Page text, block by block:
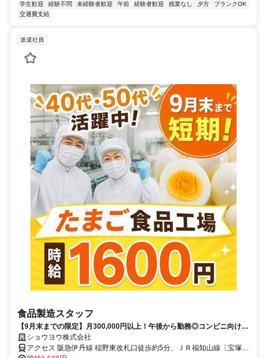
学生歓迎
経験不問 未経験者歓迎 午前 経験者歓迎 残業なし 夕方
ブランクOK
交通費支給
派遣社員
食品製造スタッフ
【9月末までの限定】月300,000円以上！午後から勤務◎コンビニ向け食
品の製造サポート
ショウヨウ株式会社
アクセス 阪急伊丹線 稲野東改札口徒歩約5分、ＪＲ福知山線〔宝塚